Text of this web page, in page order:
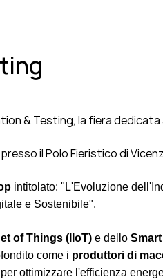
& Testing, la fiera
il Polo Fieristico di
intitolato: "L'Evoluzione
e Sostenibile".
of Things (IIoT) e dello
come i produttori di
ottimizzare l'efficienza